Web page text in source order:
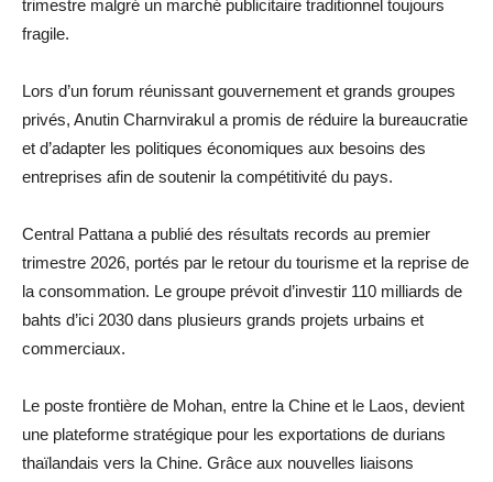
trimestre malgré un marché publicitaire traditionnel toujours
fragile.
Lors d’un forum réunissant gouvernement et grands groupes
privés, Anutin Charnvirakul a promis de réduire la bureaucratie
et d’adapter les politiques économiques aux besoins des
entreprises afin de soutenir la compétitivité du pays.
Central Pattana a publié des résultats records au premier
trimestre 2026, portés par le retour du tourisme et la reprise de
la consommation. Le groupe prévoit d’investir 110 milliards de
bahts d’ici 2030 dans plusieurs grands projets urbains et
commerciaux.
Le poste frontière de Mohan, entre la Chine et le Laos, devient
une plateforme stratégique pour les exportations de durians
thaïlandais vers la Chine. Grâce aux nouvelles liaisons